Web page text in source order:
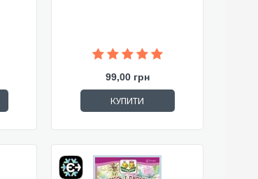
99,00 грн
КУПИТИ